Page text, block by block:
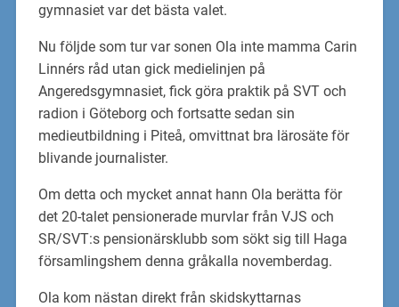
gymnasiet var det bästa valet.
Nu följde som tur var sonen Ola inte mamma Carin
Linnérs råd utan gick medielinjen på
Angeredsgymnasiet, fick göra praktik på SVT och
radion i Göteborg och fortsatte sedan sin
medieutbildning i Piteå, omvittnat bra lärosäte för
blivande journalister.
Om detta och mycket annat hann Ola berätta för
det 20-talet pensionerade murvlar från VJS och
SR/SVT:s pensionärsklubb som sökt sig till Haga
församlingshem denna gråkalla novemberdag.
Ola kom nästan direkt från skidskyttarnas